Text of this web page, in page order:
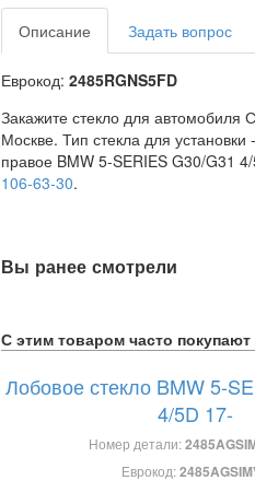
Описание Задать вопрос
Еврокод: 2485RGNS5FD
Закажите стекло для автомобиля
Москве. Тип стекла для установки -
правое BMW 5-SERIES G30/G31
106-63-30.
Вы ранее смотрели
С этим товаром часто покупают
Лобовое стекло BMW 5-
4/5D 17-
Номер детали:
Еврокод: